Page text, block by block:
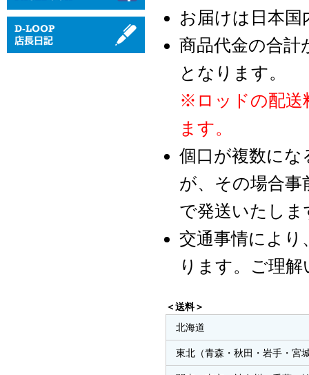
お届けは日本
商品代金の合計
となります。
※ロッドの配送
ます。
個口が複数にな
が、その場合
で発送いたしま
交通事情により
ります。ご理
＜送料＞
北海道
東北（青森・秋田・岩手・宮